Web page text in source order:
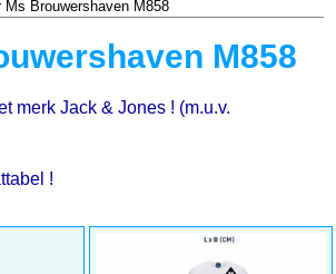
Ms Brouwershaven M858
M858
merk Jack & Jones ! (m.u.v.
!